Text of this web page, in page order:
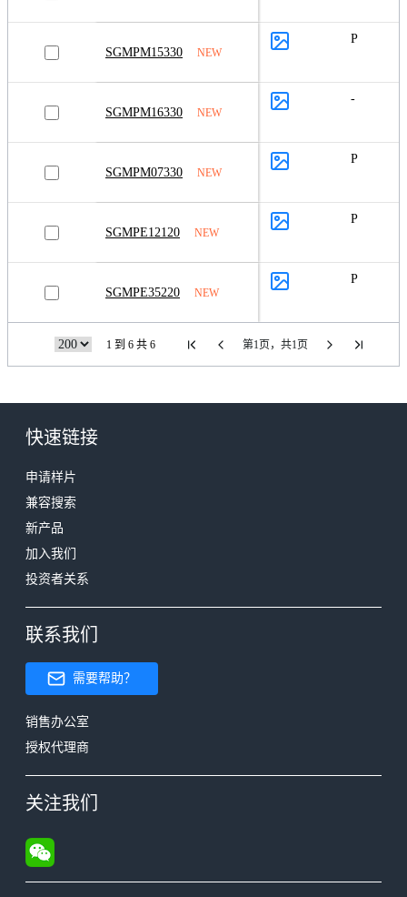
SGMPM15330 NEW
P
SGMPM16330 NEW
-
SGMPM07330 NEW
P
SGMPE12120 NEW
P
SGMPE35220 NEW
P
1 到 6 共 6 第1页，共1页
快速链接
申请样片
兼容搜索
新产品
加入我们
投资者关系
联系我们
需要帮助？
销售办公室
授权代理商
关注我们